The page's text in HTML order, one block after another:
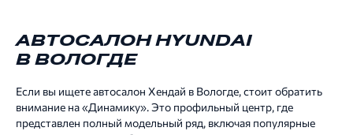
АВТОСАЛОН HYUNDAI
В ВОЛОГДЕ
Если вы ищете автосалон Хендай в Вологде, стоит обратить
внимание на «Динамику». Это профильный центр, где
представлен полный модельный ряд, включая популярные